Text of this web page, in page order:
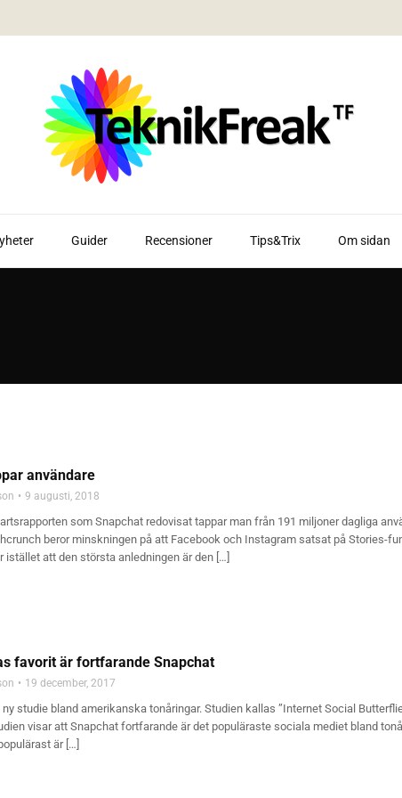
Guider Recensioner Tips&Trix Om sidan
användare
9 augusti, 2018
som Snapchat redovisat tappar man från 191 miljoner dagliga
beror minskningen på att Facebook och Instagram satsat på Stories-
istället att den största anledningen är den […]
favorit är fortfarande Snapchat
19 december, 2017
studie bland amerikanska tonåringar. Studien kallas ”Internet Social
visar att Snapchat fortfarande är det populäraste sociala mediet bland
är […]